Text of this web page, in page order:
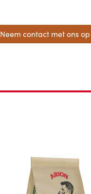
Neem contact met ons op